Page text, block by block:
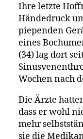
Ihre letzte
Händedruck
piependen
eines
(34) lag dort
Wochen nach
Die Ärzte
dass er wohl
mehr
sie die